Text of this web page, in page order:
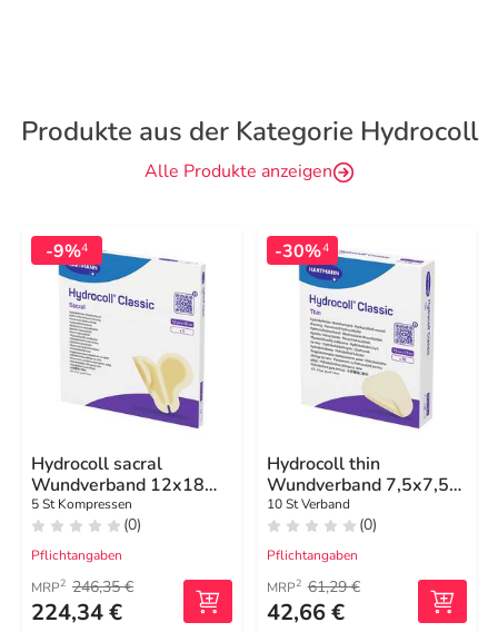
Produkte aus der Kategorie Hydrocoll
Alle Produkte anzeigen
-9%4
Hydrocoll sacral
Wundverband 12x18
cm
5 St Kompressen
(0)
Pflichtangaben
MRP2 246,35 €
224,34 €
-30%4
Hydrocoll thin
Wundverband 7,5x7,5
cm
10 St Verband
(0)
Pflichtangaben
MRP2 61,29 €
42,66 €